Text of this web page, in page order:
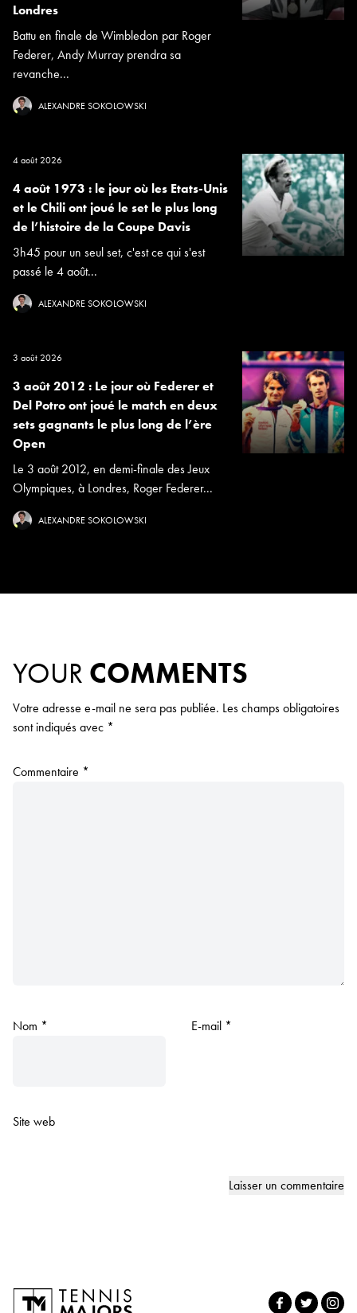
Londres
Battu en finale de Wimbledon par Roger
Federer, Andy Murray prendra sa
revanche...
ALEXANDRE SOKOLOWSKI
4 août 2026
4 août 1973 : le jour où les Etats-Unis
et le Chili ont joué le set le plus long
de l’histoire de la Coupe Davis
3h45 pour un seul set, c'est ce qui s'est
passé le 4 août...
ALEXANDRE SOKOLOWSKI
3 août 2026
3 août 2012 : Le jour où Federer et
Del Potro ont joué le match en deux
sets gagnants le plus long de l’ère
Open
Le 3 août 2012, en demi-finale des Jeux
Olympiques, à Londres, Roger Federer...
ALEXANDRE SOKOLOWSKI
YOUR COMMENTS
Votre adresse e-mail ne sera pas publiée. Les champs obligatoires
sont indiqués avec *
Commentaire *
Nom * E-mail *
Site web